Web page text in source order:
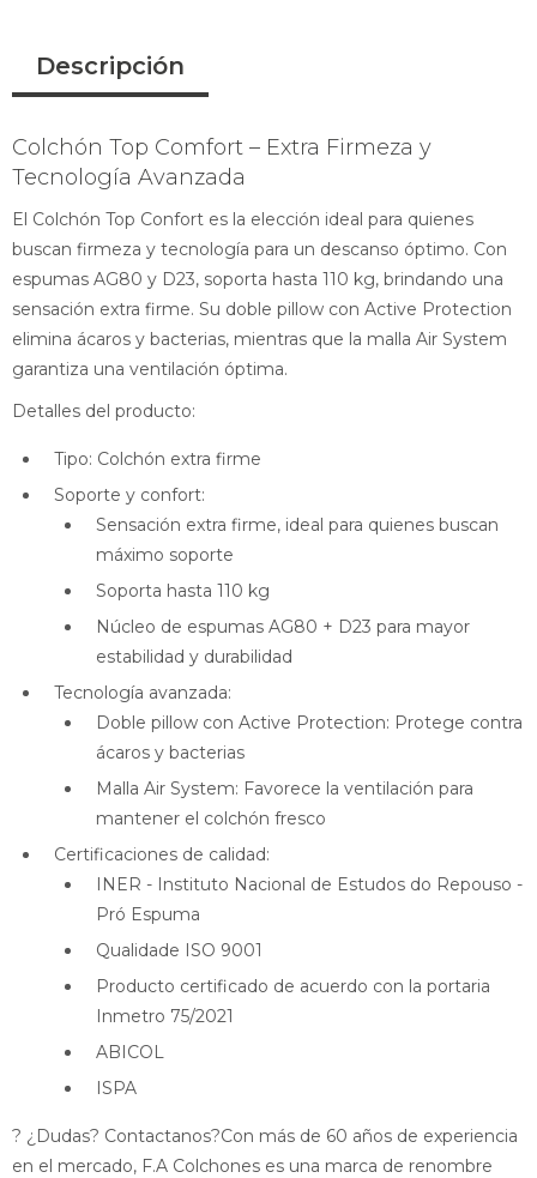
Descripción
Colchón Top Comfort – Extra Firmeza y
Tecnología Avanzada
El Colchón Top Confort es la elección ideal para quienes
buscan firmeza y tecnología para un descanso óptimo. Con
espumas AG80 y D23, soporta hasta 110 kg, brindando una
sensación extra firme. Su doble pillow con Active Protection
elimina ácaros y bacterias, mientras que la malla Air System
garantiza una ventilación óptima.
Detalles del producto:
Tipo: Colchón extra firme
Soporte y confort:
Sensación extra firme, ideal para quienes buscan
máximo soporte
Soporta hasta 110 kg
Núcleo de espumas AG80 + D23 para mayor
estabilidad y durabilidad
Tecnología avanzada:
Doble pillow con Active Protection: Protege contra
ácaros y bacterias
Malla Air System: Favorece la ventilación para
mantener el colchón fresco
Certificaciones de calidad:
INER - Instituto Nacional de Estudos do Repouso -
Pró Espuma
Qualidade ISO 9001
Producto certificado de acuerdo con la portaria
Inmetro 75/2021
ABICOL
ISPA
? ¿Dudas? Contactanos?Con más de 60 años de experiencia
en el mercado, F.A Colchones es una marca de renombre